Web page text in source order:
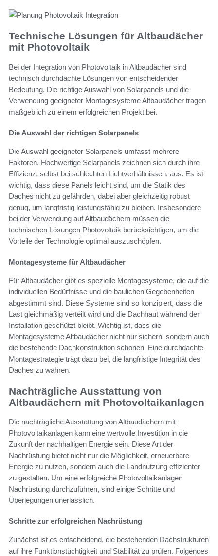
Technische Lösungen für Altbaudächer
mit Photovoltaik
Bei der Integration von Photovoltaik in Altbaudächer sind
technisch durchdachte Lösungen von entscheidender
Bedeutung. Die richtige Auswahl von Solarpanels und die
Verwendung geeigneter Montagesysteme Altbaudächer tragen
maßgeblich zu einem erfolgreichen Projekt bei.
Die Auswahl der richtigen Solarpanels
Die Auswahl geeigneter Solarpanels umfasst mehrere
Faktoren. Hochwertige Solarpanels zeichnen sich durch ihre
Effizienz, selbst bei schlechten Lichtverhältnissen, aus. Es ist
wichtig, dass diese Panels leicht sind, um die Statik des
Daches nicht zu gefährden, dabei aber gleichzeitig robust
genug, um langfristig leistungsfähig zu bleiben. Insbesondere
bei der Verwendung auf Altbaudächern müssen die
technischen Lösungen Photovoltaik berücksichtigen, um die
Vorteile der Technologie optimal auszuschöpfen.
Montagesysteme für Altbaudächer
Für Altbaudächer gibt es spezielle Montagesysteme, die auf die
individuellen Bedürfnisse und die baulichen Gegebenheiten
abgestimmt sind. Diese Systeme sind so konzipiert, dass die
Last gleichmäßig verteilt wird und die Dachhaut während der
Installation geschützt bleibt. Wichtig ist, dass die
Montagesysteme Altbaudächer nicht nur sichern, sondern auch
die bestehende Dachkonstruktion schonen. Eine durchdachte
Montagestrategie trägt dazu bei, die langfristige Integrität des
Daches zu wahren.
Nachträgliche Ausstattung von
Altbaudächern mit Photovoltaikanlagen
Die nachträgliche Ausstattung von Altbaudächern mit
Photovoltaikanlagen kann eine wertvolle Investition in die
Zukunft der nachhaltigen Energie sein. Diese Art der
Nachrüstung bietet nicht nur die Möglichkeit, erneuerbare
Energie zu nutzen, sondern auch die Landnutzung effizienter
zu gestalten. Um eine erfolgreiche Photovoltaikanlagen
Nachrüstung durchzuführen, sind einige Schritte und
Überlegungen unerlässlich.
Schritte zur erfolgreichen Nachrüstung
Zunächst ist es entscheidend, die bestehenden Dachstrukturen
auf ihre Funktionstüchtigkeit und Stabilität zu prüfen. Folgendes